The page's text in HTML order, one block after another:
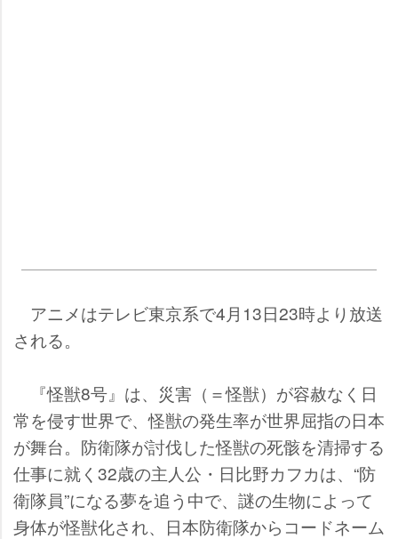
アニメはテレビ東京系で4月13日23時より放送
される。
『怪獣8号』は、災害（＝怪獣）が容赦なく日
常を侵す世界で、怪獣の発生率が世界屈指の日本
が舞台。防衛隊が討伐した怪獣の死骸を清掃する
仕事に就く32歳の主人公・日比野カフカは、“防
衛隊員”になる夢を追う中で、謎の生物によって
身体が怪獣化され、日本防衛隊からコードネーム